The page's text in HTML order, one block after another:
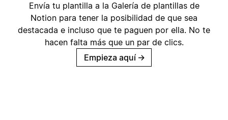
Envía tu plantilla a la Galería de plantillas de
Notion para tener la posibilidad de que sea
destacada e incluso que te paguen por ella. No te
hacen falta más que un par de clics.
Empieza aquí →